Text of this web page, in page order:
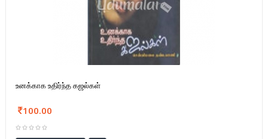
உனக்காக உதிர்ந்த கஜல்கள்
100.00